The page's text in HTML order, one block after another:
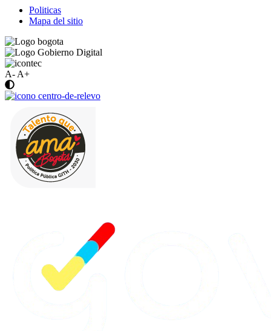
Politicas
Mapa del sitio
A- A+